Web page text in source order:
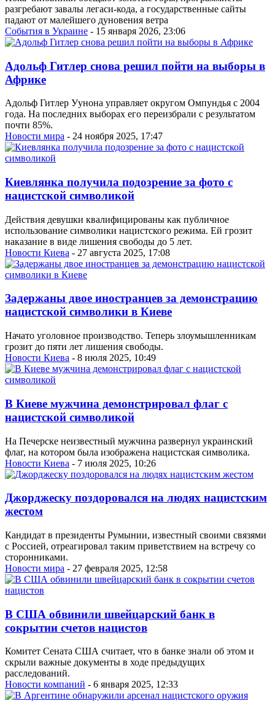
разгребают завалы легаси-кода, а государственные сайты
падают от малейшего дуновения ветра
События в Украине - 15 января 2026, 23:06
Адольф Гитлер снова решил пойти на выборы в
Африке
Адольф Гитлер Уунона управляет округом Омпундья с 2004
года. На последних выборах его переизбрали с результатом
почти 85%.
Новости мира - 24 ноября 2025, 17:47
Киевлянка получила подозрение за фото с
нацистской символикой
Действия девушки квалифицированы как публичное
использование символики нацистского режима. Ей грозит
наказание в виде лишения свободы до 5 лет.
Новости Киева - 27 августа 2025, 17:08
Задержаны двое иностранцев за демонстрацию
нацистской символики в Киеве
Начато уголовное производство. Теперь злоумышленникам
грозит до пяти лет лишения свободы.
Новости Киева - 8 июля 2025, 10:49
В Киеве мужчина демонстрировал флаг с
нацистской символикой
На Печерске неизвестный мужчина развернул украинский
флаг, на котором была изображена нацистская символика.
Новости Киева - 7 июля 2025, 10:26
Джорджеску поздоровался на людях нацистским
жестом
Кандидат в президенты Румынии, известный своими связями
с Россией, отреагировал таким приветствием на встречу со
сторонниками.
Новости мира - 27 февраля 2025, 12:58
В США обвинили швейцарский банк в
сокрытии счетов нацистов
Комитет Сената США считает, что в банке знали об этом и
скрыли важные документы в ходе предыдущих
расследований.
Новости компаний - 6 января 2025, 12:33